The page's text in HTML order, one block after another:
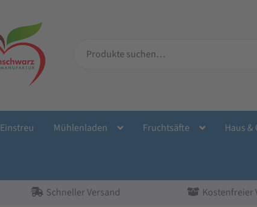
nach:
Einstreu Mühlenladen Fruchtsäfte Haus &
Schneller Versand Kostenfreier